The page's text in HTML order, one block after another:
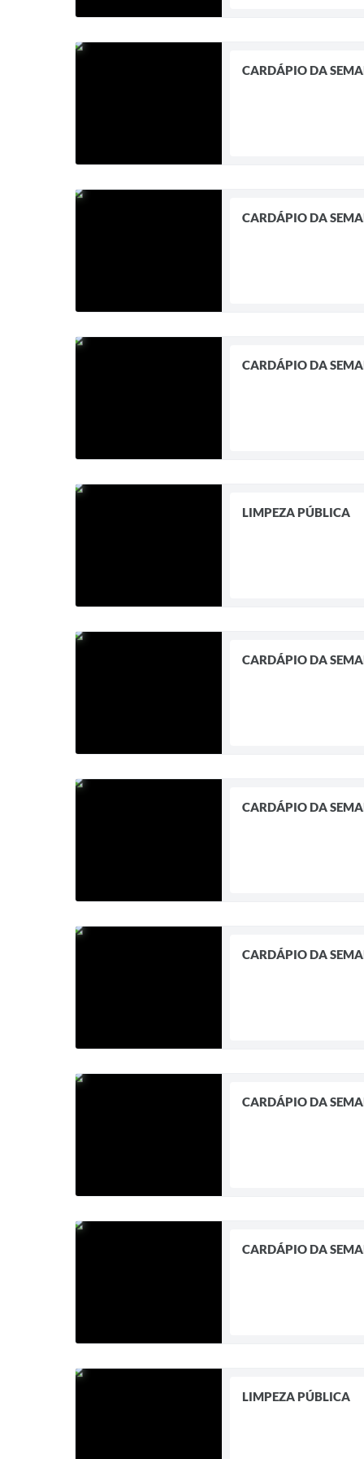
CARDÁPIO DA
CARDÁPIO DA
CARDÁPIO DA
LIMPEZA PÚBLICA
CARDÁPIO DA
CARDÁPIO DA
CARDÁPIO DA
CARDÁPIO DA
CARDÁPIO DA
LIMPEZA PÚBLICA